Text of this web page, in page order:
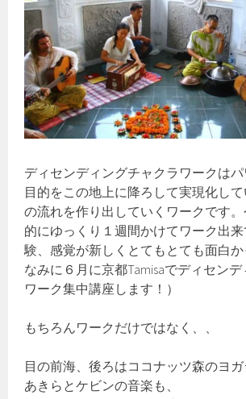
ディセンディングチャクラワークは
目的をこの地上に降ろして実現化し
の流れを作り出していくワークです
的にゆっくり１週間かけてワーク出
験、感覚が新しくとてもとても面白
なみに６月に京都Tamisaでディセン
ワーク集中講座します！）
もちろんワークだけではなく、、
目の前海、後ろはココナッツ森のヨガ
あきらとケビンの音楽も、